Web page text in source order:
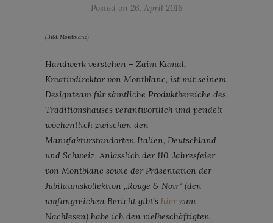
Posted on 26. April 2016
(Bild: Montblanc)
Handwerk verstehen – Zaim Kamal,
Kreativdirektor von Montblanc, ist mit seinem
Designteam für sämtliche Produktbereiche des
Traditionshauses verantwortlich und pendelt
wöchentlich zwischen den
Manufakturstandorten Italien, Deutschland
und Schweiz. Anlässlich der 110. Jahresfeier
von Montblanc sowie der Präsentation der
Jubiläumskollektion „Rouge & Noir“ (den
umfangreichen Bericht gibt’s hier zum
Nachlesen) habe ich den vielbeschäftigten